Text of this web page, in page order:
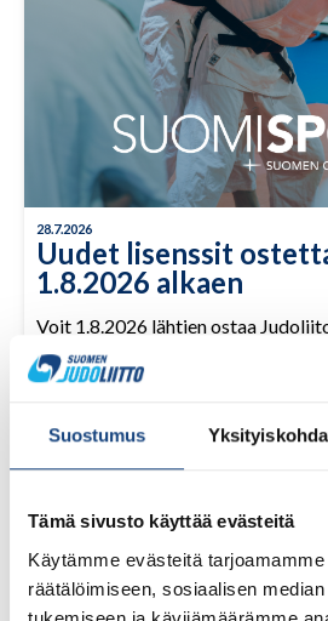
Suostumus
Tämä sivusto käyttää evästeitä
Käytämme evästeitä
räätälöimiseen, sosiaalisen
28.7.2026
Uudet lisenssit
1.8.2026 alkaen
Voit 1.8.2026 lähtien ostaa
1.8.2026 – 31.7.2027
lisenssit eivät siis [...]
LUE